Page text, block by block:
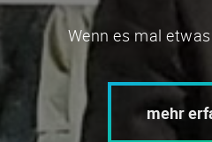
Wenn es mal
mehr